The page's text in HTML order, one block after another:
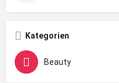
Kategorien
Beauty